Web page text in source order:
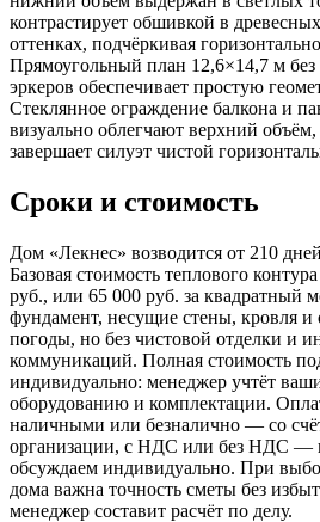
контрастирует обшивкой в
оттенках, подчёркивая
Прямоугольный план 12,6×14,7 м
эркеров обеспечивает простую
Стеклянное ограждение балкона и
визуально облегчают верхний объём,
завершает силуэт чистой
Сроки и стоимость
Дом «Лекнес» возводится от 210
Базовая стоимость теплового
руб., или 65 000 руб. за квадратный
фундамент, несущие стены, кровля
погоды, но без чистовой отделки и
коммуникаций. Полная стоимость
индивидуально: менеджер учтёт
оборудованию и комплектации.
наличными или безналично — со
организации, с НДС или без НДС —
обсуждаем индивидуально. При
дома важна точность сметы без
менеджер составит расчёт по делу.